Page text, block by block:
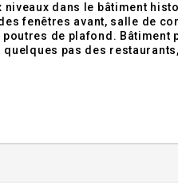
dans le bâtiment
fenêtres avant, salle de
de plafond.
pas des